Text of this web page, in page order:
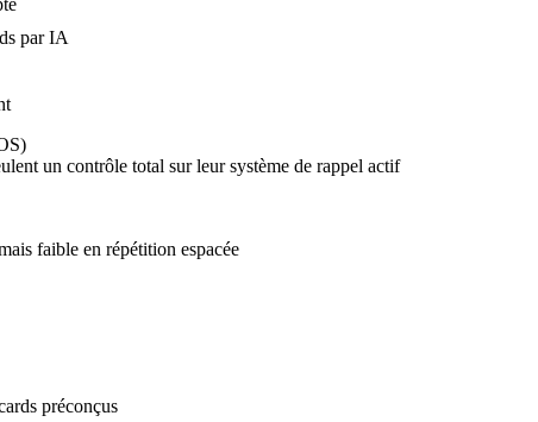
par IA
un contrôle total sur leur système de rappel actif
faible en répétition espacée
préconçus